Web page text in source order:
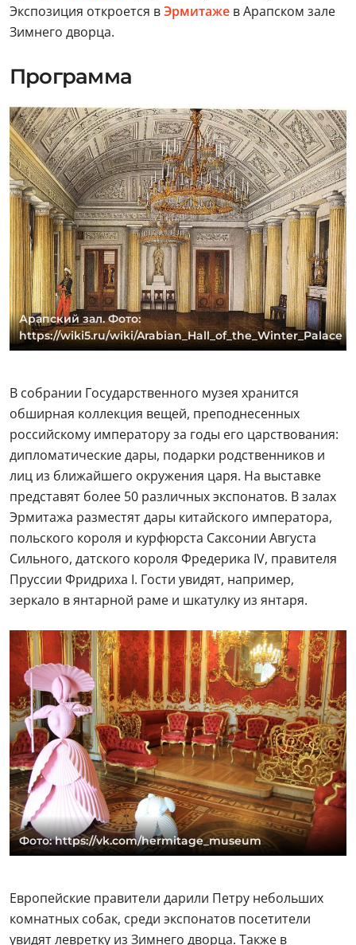
Экспозиция откроется вЭрмитаже в Арапском зале
Зимнего дворца.
Программа
Арапский зал. Фото:
https://wiki5.ru/wiki/Arabian_Hall_of_the_Winter_Palace
В собрании Государственного музея хранится
обширная коллекция вещей, преподнесенных
российскому императору за годы его царствования:
дипломатические дары, подарки родственников и
лиц из ближайшего окружения царя. На выставке
представят более 50 различных экспонатов. В залах
Эрмитажа разместят дары китайского императора,
польского короля и курфюрста Саксонии Августа
Сильного, датского короля Фредерика IV, правителя
Пруссии Фридриха I. Гости увидят, например,
зеркало в янтарной раме и шкатулку из янтаря.
Фото: https://vk.com/hermitage_museum
Европейские правители дарили Петру небольших
комнатных собак, среди экспонатов посетители
увидят левретку из Зимнего дворца. Также в